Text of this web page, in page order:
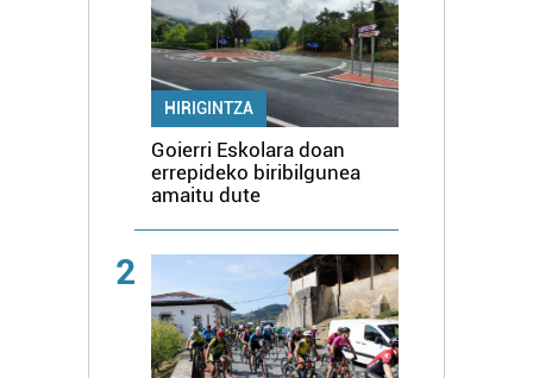
HIRIGINTZA
Goierri Eskolara doan
errepideko biribilgunea
amaitu dute
2